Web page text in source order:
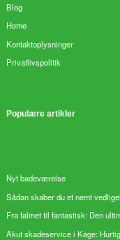
Blog
Home
Kontaktoplysninger
Privatlivspolitik
Populære artikler
Nyt badeværelse
Sådan skaber du et nemt
Fra falmet til fantastisk: Den
Akut skadeservice i Køge: